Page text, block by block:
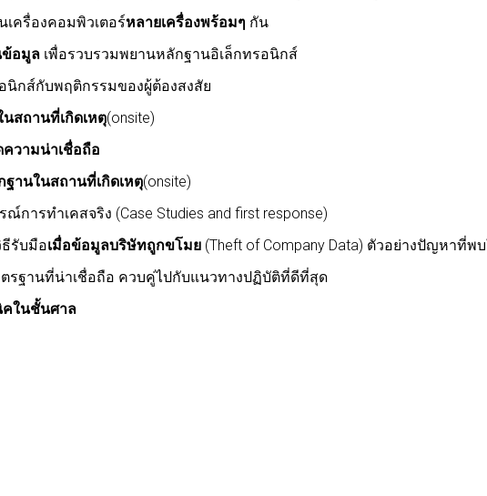
ครื่องคอมพิวเตอร์หลายเครื่องพร้อมๆ กัน
ข้อมูล เพื่อรวบรวมพยานหลักฐานอิเล็กทรอนิกส์
นิกส์กับพฤติกรรมของผู้ต้องสงสัย
สถานที่เกิดเหตุ(onsite)
วามน่าเชื่อถือ
ฐานในสถานที่เกิดเหตุ(onsite)
ณ์การทำเคสจริง (Case Studies and first response)
ธีรับมือเมื่อข้อมูลบริษัทถูกขโมย (Theft of Company Data) ตัวอย่างปัญหาที่พ
รฐานที่น่าเชื่อถือ ควบคู่ไปกับแนวทางปฏิบัติที่ดีที่สุด
คในชั้นศาล